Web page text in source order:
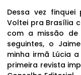
Dessa vez
Voltei pra Brasília
com a missão de
seguintes, o
minha irmã Lúcia
primeira revista